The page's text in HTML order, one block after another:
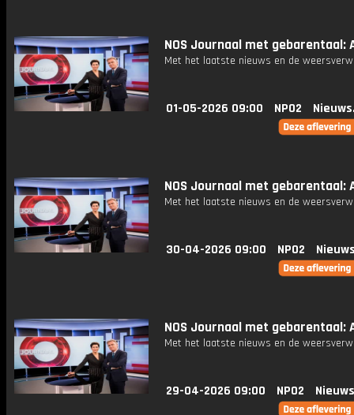
NOS Journaal met gebarentaal:
Met het laatste nieuws en de
01-05-2026 09:00 NPO2
NOS Journaal met gebarentaal:
Met het laatste nieuws en de
30-04-2026 09:00 NPO2
NOS Journaal met gebarentaal:
Met het laatste nieuws en de
29-04-2026 09:00 NPO2